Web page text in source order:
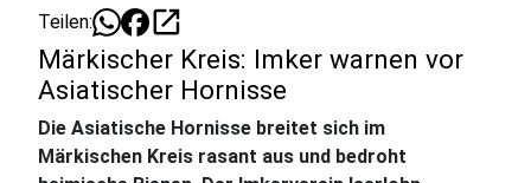
Teilen: open_in_new
Märkischer Kreis: Imker warnen vor
Asiatischer Hornisse
Die Asiatische Hornisse breitet sich im
Märkischen Kreis rasant aus und bedroht